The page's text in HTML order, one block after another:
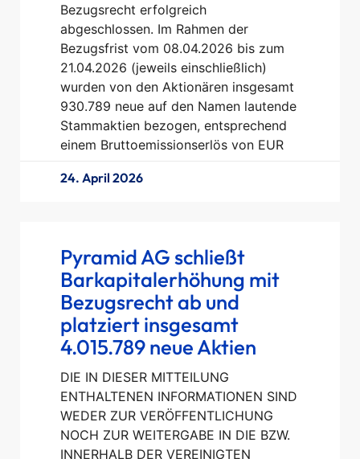
Bezugsrecht erfolgreich
abgeschlossen. Im Rahmen der
Bezugsfrist vom 08.04.2026 bis zum
21.04.2026 (jeweils einschließlich)
wurden von den Aktionären insgesamt
930.789 neue auf den Namen lautende
Stammaktien bezogen, entsprechend
einem Bruttoemissionserlös von EUR
24. April 2026
Pyramid AG schließt
Barkapitalerhöhung mit
Bezugsrecht ab und
platziert insgesamt
4.015.789 neue Aktien
DIE IN DIESER MITTEILUNG
ENTHALTENEN INFORMATIONEN SIND
WEDER ZUR VERÖFFENTLICHUNG
NOCH ZUR WEITERGABE IN DIE BZW.
INNERHALB DER VEREINIGTEN